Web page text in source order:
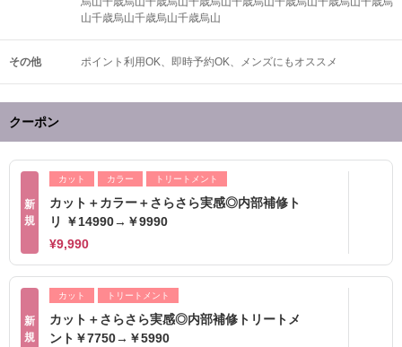
山千歳烏山千歳烏山千歳烏山
その他 ポイント利用OK 即時予約OK メンズにもオススメ
クーポン
新
規
カット カラー トリートメント
カット＋カラー＋さらさら実感◎内部補修ト
リ ￥14990→￥9990
¥9,990
新
規
カット トリートメント
カット＋さらさら実感◎内部補修トリートメ
ント￥7750→￥5990